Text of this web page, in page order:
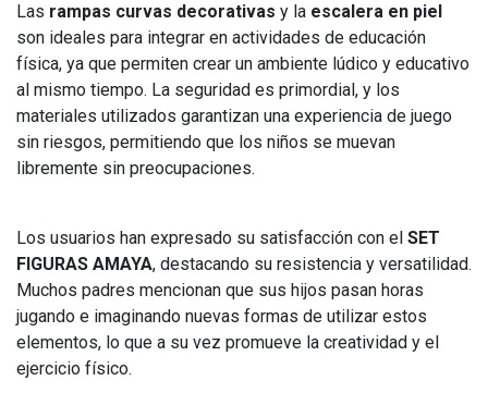
Las rampas curvas decorativas y la escalera en piel
son ideales para integrar en actividades de educación
física, ya que permiten crear un ambiente lúdico y educativo
al mismo tiempo. La seguridad es primordial, y los
materiales utilizados garantizan una experiencia de juego
sin riesgos, permitiendo que los niños se muevan
libremente sin preocupaciones.
Los usuarios han expresado su satisfacción con el SET
FIGURAS AMAYA, destacando su resistencia y versatilidad.
Muchos padres mencionan que sus hijos pasan horas
jugando e imaginando nuevas formas de utilizar estos
elementos, lo que a su vez promueve la creatividad y el
ejercicio físico.